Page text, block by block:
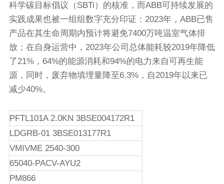
科学碳目标倡议（SBTi）的核准，而ABB可持续发展的
实践成果也被一组组数字充分印证：2023年，ABB已售
产品在其生命周期内预计将避免7400万吨温室气体排
放；在自身运营中，2023年公司总体能耗较2019年降低
了21%，64%的能源消耗和94%的电力来自可再生能
源，同时，废弃物填埋量降至6.3%，自2019年以来已
减少40%。
PFTL101A 2.0KN 3BSE004172R1
LDGRB-01 3BSE013177R1
VMIVME 2540-300
65040-PACV-AYU2
PM866